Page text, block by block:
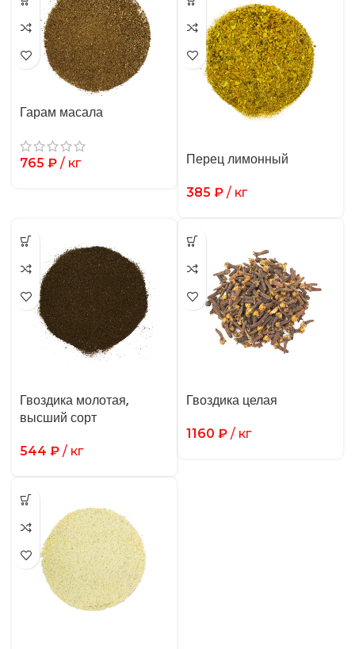
Гарам масала
765 ₽ / кг Перец лимонный
385 ₽ / кг
Гвоздика молотая,
высший сорт
544 ₽ / кг
Гвоздика целая
1160 ₽ / кг